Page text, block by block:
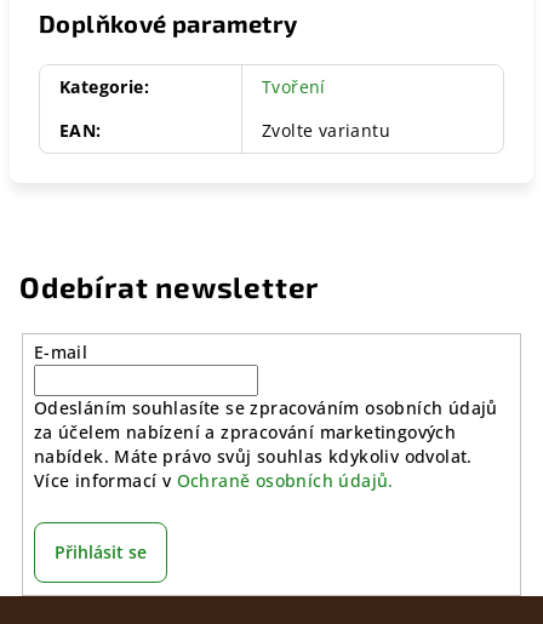
Doplňkové parametry
Kategorie:
Tvoření
EAN: Zvolte variantu
Odebírat newsletter
E-mail
Odesláním souhlasíte se zpracováním osobních údajů
za účelem nabízení a zpracování marketingových
nabídek. Máte právo svůj souhlas kdykoliv odvolat.
Více informací v Ochraně osobních údajů.
Přihlásit se